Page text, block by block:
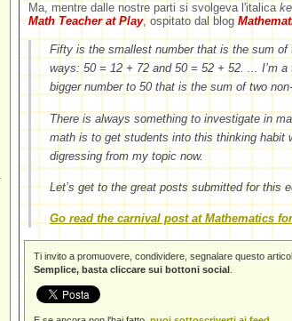
Ma, mentre dalle nostre parti si svolgeva l'italica
Math Teacher at Play, ospitato dal blog
Fifty is the smallest number that is the sum
ways: 50 = 12 + 72 and 50 = 52 + 52. ... I’m
bigger number to 50 that is the sum of two
There is always something to investigate in
math is to get students into this thinking habit
digressing from my topic now.
Let’s get to the great posts submitted for this
Go read the carnival post at Mathematics
Ti invito a promuovere, condividere, segnalare questo
Semplice, basta cliccare sui bottoni social .